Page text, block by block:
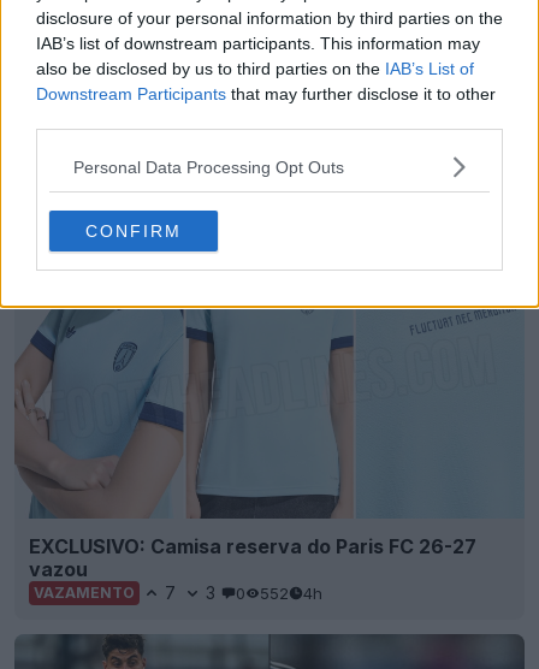
disclosure of your personal information by third parties on the
IAB’s list of downstream participants. This information may
also be disclosed by us to third parties on the IAB’s List of
Downstream Participants that may further disclose it to other
Personal Data Processing Opt Outs
CONFIRM
Vazaram imagens das chuteiras especiais Nike
Mercurial 26-27
VAZAMENTO 4 1
EXCLUSIVO: Camisa reserva do Paris FC 26-27
vazou
VAZAMENTO 7 3 0 552 4h